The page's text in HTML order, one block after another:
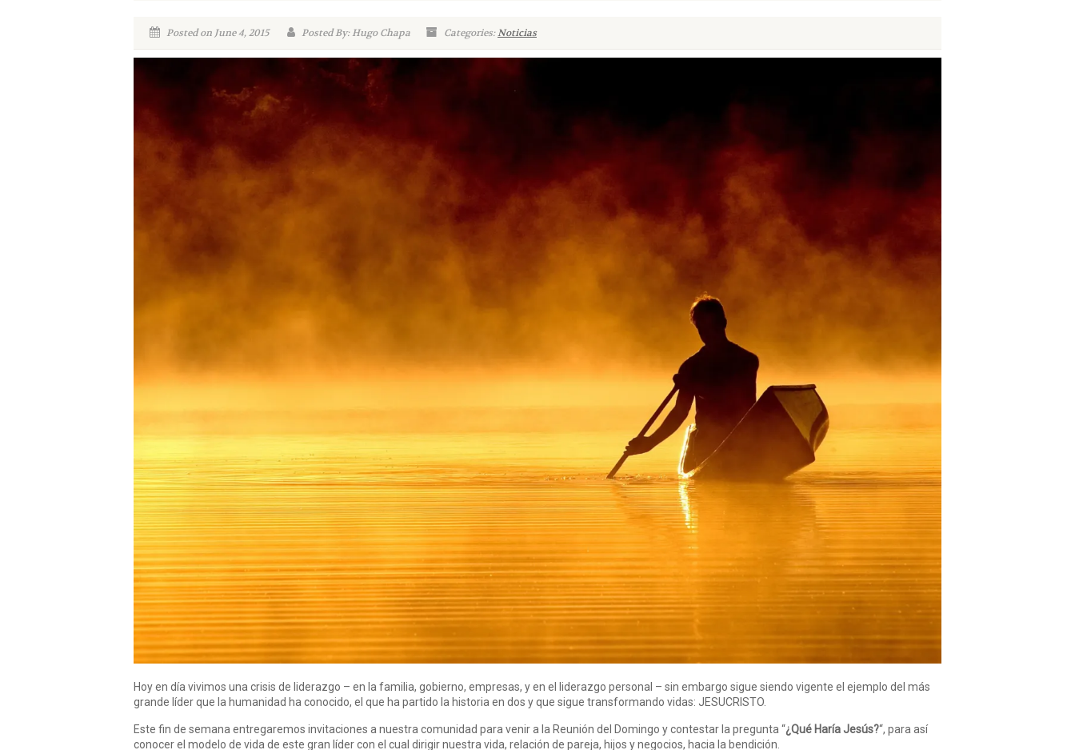
Posted on June 4, 2015 Posted By: Hugo Chapa Categories:Noticias
Hoy en día vivimos una crisis de liderazgo – en la familia, gobierno, empresas, y en el liderazgo personal – sin embargo sigue siendo vigente el ejemplo del más
grande líder que la humanidad ha conocido, el que ha partido la historia en dos y que sigue transformando vidas: JESUCRISTO.
Este fin de semana entregaremos invitaciones a nuestra comunidad para venir a la Reunión del Domingo y contestar la pregunta “¿Qué Haría Jesús?“, para así
conocer el modelo de vida de este gran líder con el cual dirigir nuestra vida, relación de pareja, hijos y negocios, hacia la bendición.